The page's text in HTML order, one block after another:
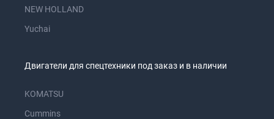
NEW HOLLAND
Yuchai
Двигатели для спецтехники под заказ и в наличии
KOMATSU
Cummins